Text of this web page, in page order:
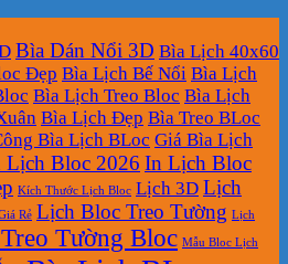
Bìa Dán Nổi 3D Bìa Lịch 40x60
Đẹp Bìa Lịch Bế Nổi Bìa Lịch
Bìa Lịch Treo Bloc Bìa Lịch
Bìa Lịch Đẹp Bìa Treo BLoc
Bìa Lịch BLoc Giá Bìa Lịch
Lịch Bloc 2026 In Lịch Bloc
Kích Thước Lịch Bloc Lịch 3D Lịch
Rẻ Lịch Bloc Treo Tường Lịch
Tường Bloc Mẫu Bloc Lịch